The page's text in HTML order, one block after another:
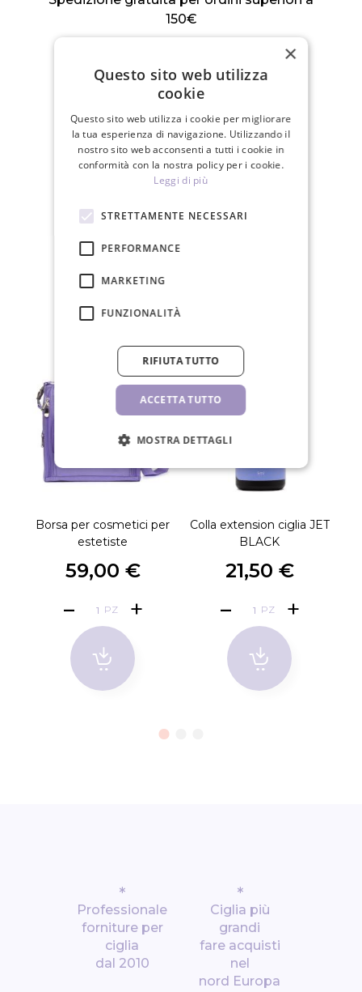
150€
Spediamo in 24 ore nei giorni lavorativi
PRODOTTI CORRELATI
Borsa per cosmetici per
estetiste
59,00 €
PZ
Colla extension ciglia JET
BLACK
21,50 €
PZ
*
Professionale
forniture per
ciglia
dal 2010
*
Ciglia più
grandi
fare acquisti
nel
nord Europa
×
Questo sito web utilizza
cookie
Questo sito web utilizza i cookie per migliorare
la tua esperienza di navigazione. Utilizzando il
nostro sito web acconsenti a tutti i cookie in
conformità con la nostra policy per i cookie.
Leggi di più
STRETTAMENTE NECESSARI
PERFORMANCE
MARKETING
FUNZIONALITÀ
ACCETTA TUTTO
RIFIUTA TUTTO
MOSTRA DETTAGLI